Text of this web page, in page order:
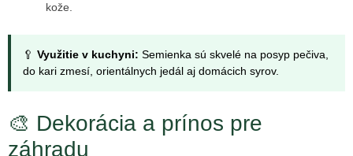
kože.
🥄 Využitie v kuchyni: Semienka sú skvelé na posyp pečiva,
do kari zmesí, orientálnych jedál aj domácich syrov.
🎨 Dekorácia a prínos pre
záhradu